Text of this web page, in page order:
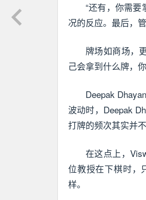
“还有，你需
况的反应。最后，
牌场如商场，
己会拿到什么牌，
Deepak
波动时，Deepak
打牌的频次其实并
在这点上，
位教授在下棋时，
样。